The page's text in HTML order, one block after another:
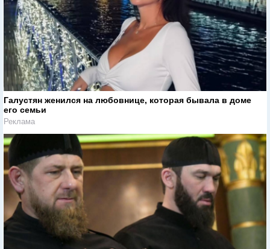
Галустян женился на любовнице, которая бывала в доме
его семьи
Реклама